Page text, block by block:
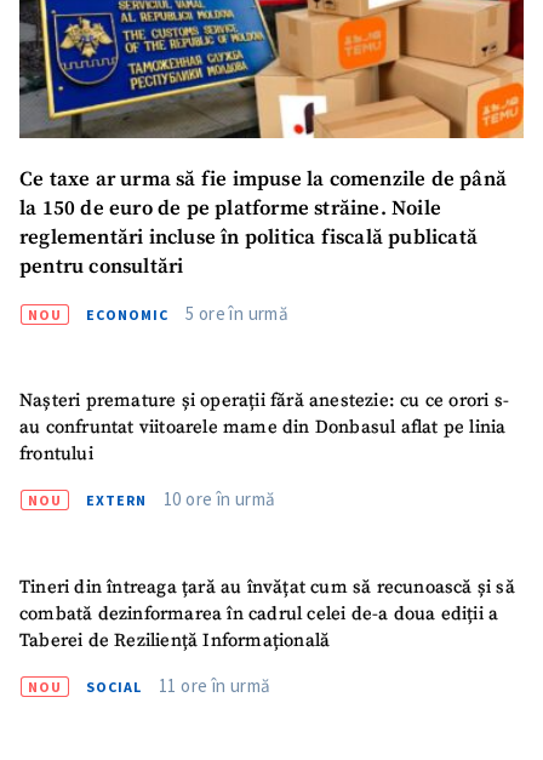
Ce taxe ar urma să fie impuse la comenzile de până
la 150 de euro de pe platforme străine. Noile
reglementări incluse în politica fiscală publicată
pentru consultări
NOU ECONOMIC 5 ore în urmă
Nașteri premature și operații fără anestezie: cu ce orori s-
au confruntat viitoarele mame din Donbasul aflat pe linia
frontului
NOU EXTERN 10 ore în urmă
Tineri din întreaga țară au învățat cum să recunoască și să
combată dezinformarea în cadrul celei de-a doua ediții a
Taberei de Reziliență Informațională
NOU SOCIAL 11 ore în urmă